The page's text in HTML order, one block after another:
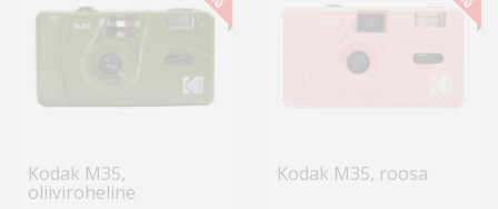
Kodak M35,
oliiviroheline
Kodak M35, roosa